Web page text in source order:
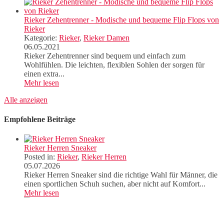
Rieker Zehentrenner - Modische und bequeme Flip Flops von
Rieker
Kategorie: Rieker, Rieker Damen
06.05.2021
Rieker Zehentrenner sind bequem und einfach zum
Wohlfühlen. Die leichten, flexiblen Sohlen der sorgen für
einen extra...
Mehr lesen
Alle anzeigen
Empfohlene Beiträge
Rieker Herren Sneaker
Posted in: Rieker, Rieker Herren
05.07.2026
Rieker Herren Sneaker sind die richtige Wahl für Männer, die
einen sportlichen Schuh suchen, aber nicht auf Komfort...
Mehr lesen